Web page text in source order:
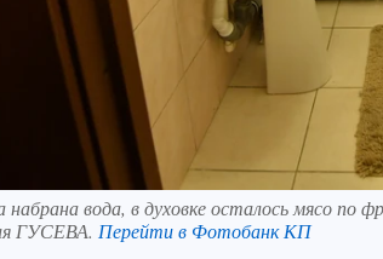
вода, в духовке осталось мясо по
ГУСЕВА. Перейти в Фотобанк КП